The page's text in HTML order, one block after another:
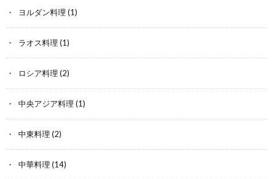
ヨルダン料理 (1)
ラオス料理 (1)
ロシア料理 (2)
中央アジア料理 (1)
中東料理 (2)
中華料理 (14)